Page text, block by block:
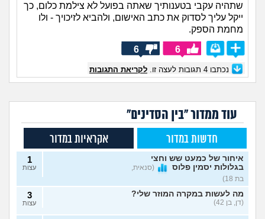
שתהיה עקבי בטענותיך שאתה בפועל לא צילמת כלום, כך
ייקל עליך לסדוק את כתב האישום, ולהביא לזיכויך - ולו
מחמת הספק.
6
6
נכתבו 4 תגובות לעצה זו. לקריאת התגובות
עוד ממדור "בין הסדינים"
חדשות במדור אקראיות במדור
איחור של כמעט שש וחצי
בגלולות יסמין פלוס
(סנאית,
בת 18)
1
עצות
מה לעשות במקרה המוזר שלי?
(דן, בן 42)
3
עצות